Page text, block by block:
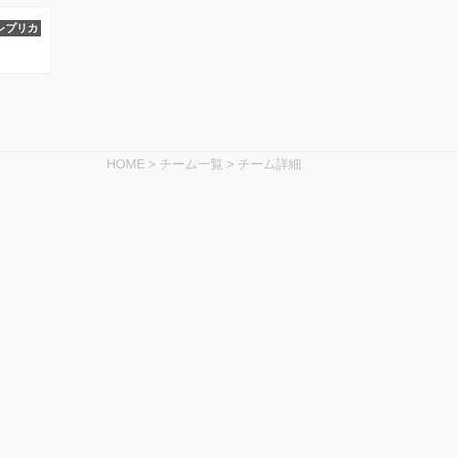
プリカ
HOME > チーム一覧 > チーム詳細